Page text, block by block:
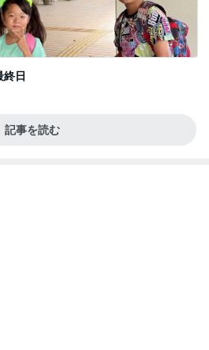
日
記事を読む